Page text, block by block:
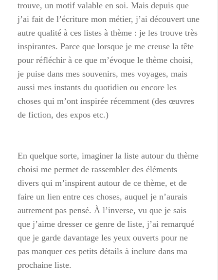
trouve, un motif valable en soi. Mais depuis que
j’ai fait de l’écriture mon métier, j’ai découvert une
autre qualité à ces listes à thème : je les trouve très
inspirantes. Parce que lorsque je me creuse la tête
pour réfléchir à ce que m’évoque le thème choisi,
je puise dans mes souvenirs, mes voyages, mais
aussi mes instants du quotidien ou encore les
choses qui m’ont inspirée récemment (des œuvres
de fiction, des expos etc.)
En quelque sorte, imaginer la liste autour du thème
choisi me permet de rassembler des éléments
divers qui m’inspirent autour de ce thème, et de
faire un lien entre ces choses, auquel je n’aurais
autrement pas pensé. À l’inverse, vu que je sais
que j’aime dresser ce genre de liste, j’ai remarqué
que je garde davantage les yeux ouverts pour ne
pas manquer ces petits détails à inclure dans ma
prochaine liste.